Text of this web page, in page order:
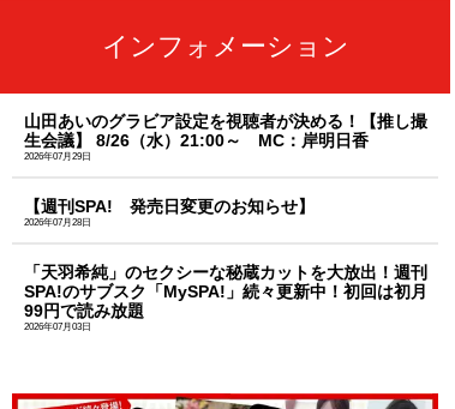
インフォメーション
山田あいのグラビア設定を視聴者が決める！【推し撮
生会議】 8/26（水）21:00～ MC：岸明日香
2026年07月29日
【週刊SPA! 発売日変更のお知らせ】
2026年07月28日
「天羽希純」のセクシーな秘蔵カットを大放出！週刊
SPA!のサブスク「MySPA!」続々更新中！初回は初月
99円で読み放題
2026年07月03日